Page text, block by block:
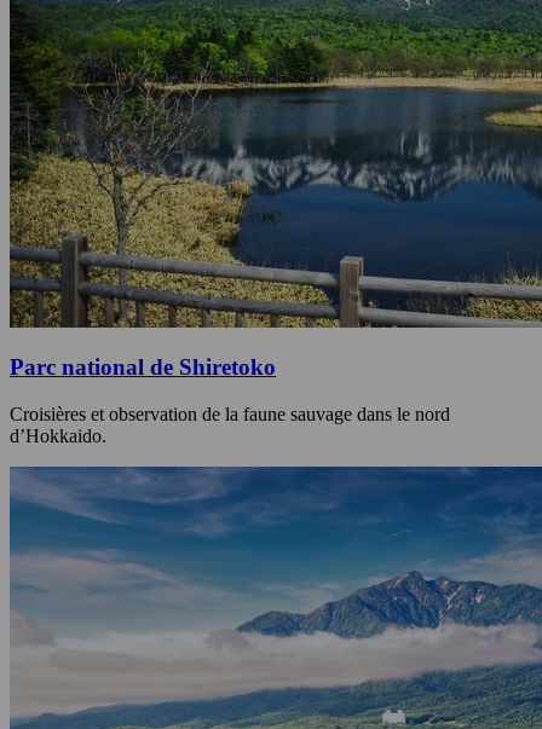
Parc national de Shiretoko
Croisières et observation de la faune sauvage dans le nord
d’Hokkaido.